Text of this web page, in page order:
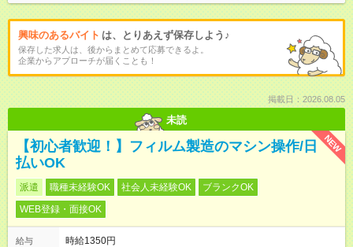
興味のあるバイト は、とりあえず保存しよう♪
保存した求人は、後からまとめて応募できるよ。
企業からアプローチが届くことも！
掲載日：2026.08.05
未読
NEW
【初心者歓迎！】フィルム製造のマシン操作/日
払いOK
派遣 職種未経験OK 社会人未経験OK
ブランクOK
WEB登録・面接OK
給与
時給1350円